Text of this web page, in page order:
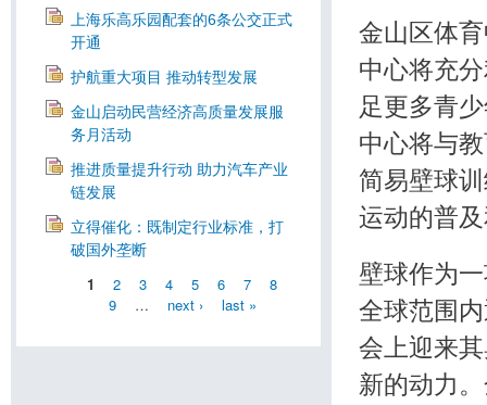
上海乐高乐园配套的6条公交正式
开通
护航重大项目 推动转型发展
金山启动民营经济高质量发展服
务月活动
推进质量提升行动 助力汽车产业
链发展
立得催化：既制定行业标准，打
破国外垄断
1 2 3 4 5 6 7
8
9
… next › last »
金山区体
中心将充
足更多青
中心将与
简易壁球
运动的普
壁球作为
全球范围
会上迎来
新的动力